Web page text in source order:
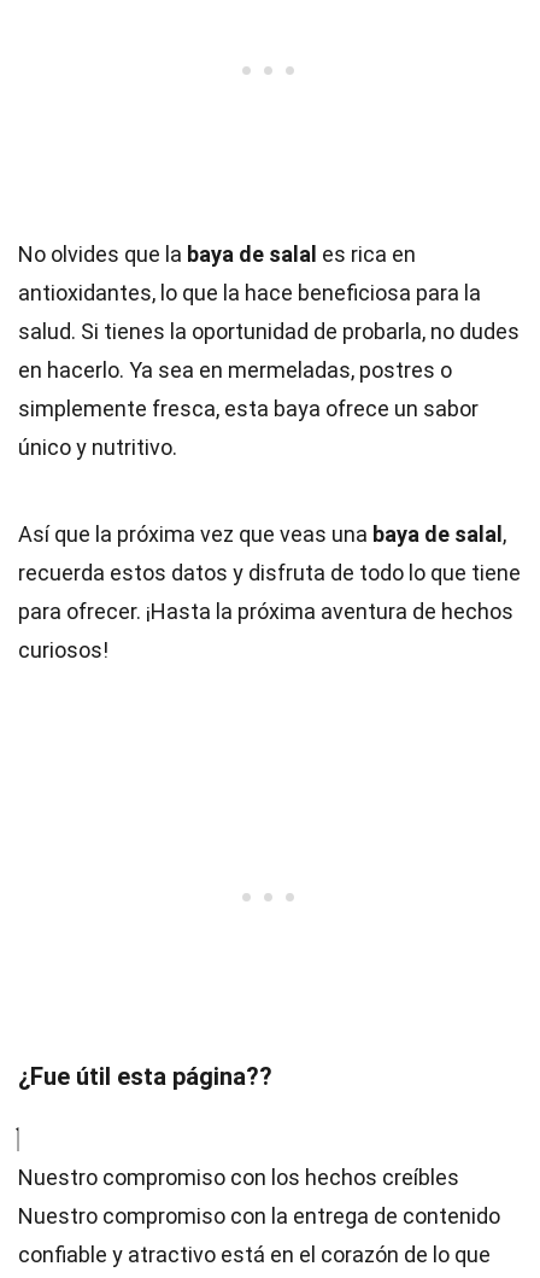
No olvides que la baya de salal es rica en
antioxidantes, lo que la hace beneficiosa para la
salud. Si tienes la oportunidad de probarla, no dudes
en hacerlo. Ya sea en mermeladas, postres o
simplemente fresca, esta baya ofrece un sabor
único y nutritivo.
Así que la próxima vez que veas una baya de salal ,
recuerda estos datos y disfruta de todo lo que tiene
para ofrecer. ¡Hasta la próxima aventura de hechos
curiosos!
¿Fue útil esta página??
Nuestro compromiso con los hechos creíbles
Nuestro compromiso con la entrega de contenido
confiable y atractivo está en el corazón de lo que